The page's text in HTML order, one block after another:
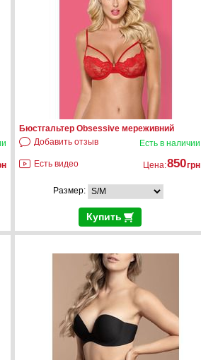
Бюстгальтер Obsessive мереживний
Добавить отзыв
Есть в наличии
Есть видео Цена:850грн
Размер:
Купить